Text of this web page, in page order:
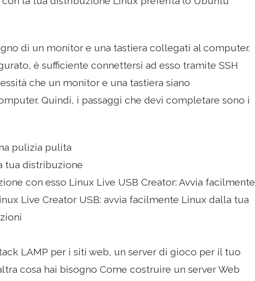
di un monitor e una tastiera collegati al computer.
è sufficiente connettersi ad esso tramite SSH
che un monitor e una tastiera siano
Quindi, i passaggi che devi completare sono i
pulizia pulita
tua distribuzione
con esso Linux Live USB Creator: Avvia facilmente
Live Creator USB: avvia facilmente Linux dalla tua
LAMP per i siti web, un server di gioco per il tuo
cosa hai bisogno Come costruire un server Web